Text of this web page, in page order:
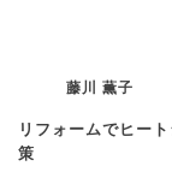
藤川 薫子
リフォームでヒー
策